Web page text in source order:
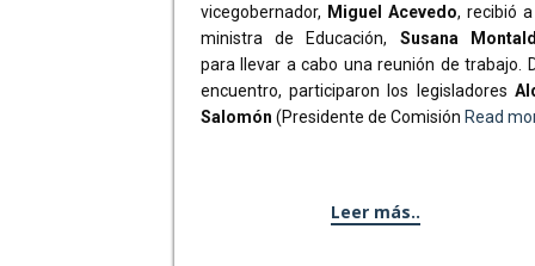
vicegobernador, Miguel Acevedo, recibió
ministra de Educación, Susana
para llevar a cabo una reunión de trabajo.
encuentro, participaron los legisladores
Salomón (Presidente de Comisión Read
Leer más..